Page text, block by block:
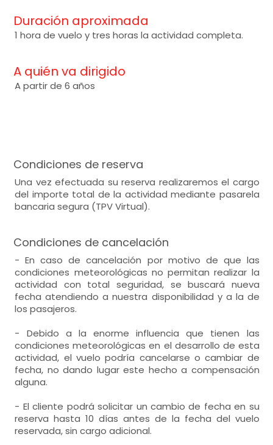
Duración aproximada
1 hora de vuelo y tres horas la actividad completa.
A quién va dirigido
A partir de 6 años
Condiciones de reserva
Una vez efectuada su reserva realizaremos el cargo
del importe total de la actividad mediante pasarela
bancaria segura (TPV Virtual).
Condiciones de cancelación
- En caso de cancelación por motivo de que las
condiciones meteorológicas no permitan realizar la
actividad con total seguridad, se buscará nueva
fecha atendiendo a nuestra disponibilidad y a la de
los pasajeros.
- Debido a la enorme influencia que tienen las
condiciones meteorológicas en el desarrollo de esta
actividad, el vuelo podría cancelarse o cambiar de
fecha, no dando lugar este hecho a compensación
alguna.
- El cliente podrá solicitar un cambio de fecha en su
reserva hasta 10 días antes de la fecha del vuelo
reservada, sin cargo adicional.